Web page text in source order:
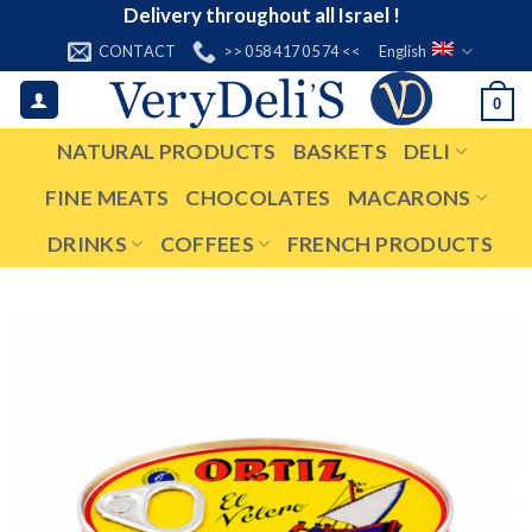
content
Delivery throughout all Israel !
CONTACT >> 058 417 05 74 << English
0
NATURAL PRODUCTS BASKETS
DELI
FINE MEATS
CHOCOLATES
MACARONS
DRINKS
COFFEES FRENCH PRODUCTS